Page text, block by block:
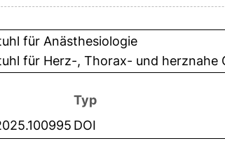
für Anästhesiologie
für Herz-, Thorax- und herznahe
Typ
DOI